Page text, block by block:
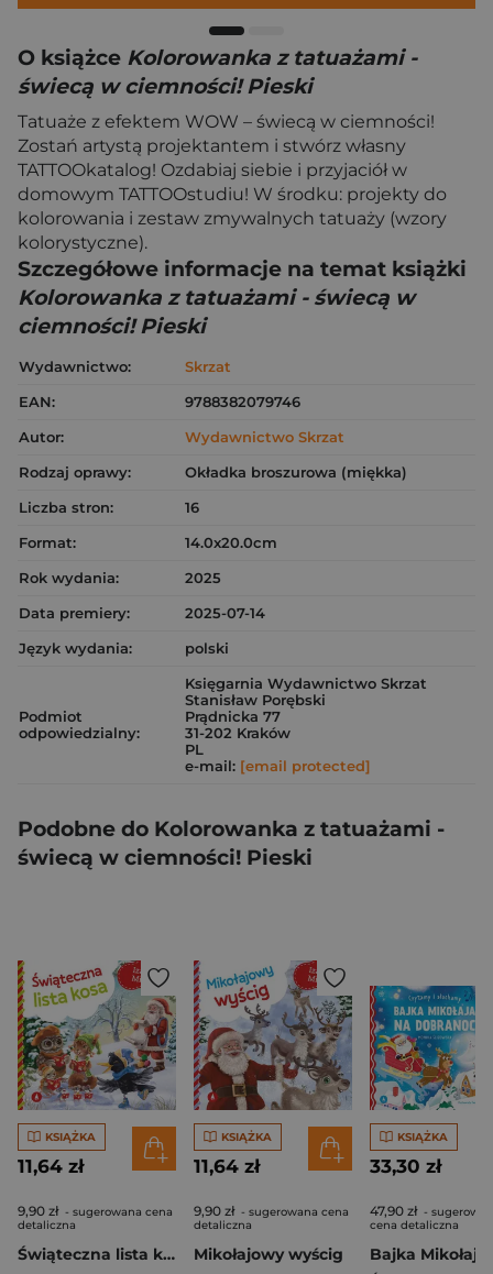
O książce Kolorowanka z tatuażami -
świecą w ciemności! Pieski
Tatuaże z efektem WOW – świecą w ciemności!
Zostań artystą projektantem i stwórz własny
TATTOOkatalog! Ozdabiaj siebie i przyjaciół w
domowym TATTOOstudiu! W środku: projekty do
kolorowania i zestaw zmywalnych tatuaży (wzory
kolorystyczne).
Szczegółowe informacje na temat książki
Kolorowanka z tatuażami - świecą w
ciemności! Pieski
Wydawnictwo:
Skrzat
EAN:
9788382079746
Autor:
Wydawnictwo Skrzat
Rodzaj oprawy:
Okładka broszurowa (miękka)
Liczba stron:
16
Format:
14.0x20.0cm
Rok wydania:
2025
Data premiery:
2025-07-14
Język wydania:
polski
Podmiot
odpowiedzialny:
Księgarnia Wydawnictwo Skrzat
Stanisław Porębski
Prądnicka 77
31-202 Kraków
PL
e-mail: [email protected]
Podobne do Kolorowanka z tatuażami -
świecą w ciemności! Pieski
KSIĄŻKA
11,64 zł
9,90 zł - sugerowana cena
detaliczna
Świąteczna lista kosa
KSIĄŻKA
11,64 zł
9,90 zł - sugerowana cena
detaliczna
Mikołajowy wyścig
KSIĄŻKA
33,30 zł
47,90 zł -
cena detaliczna